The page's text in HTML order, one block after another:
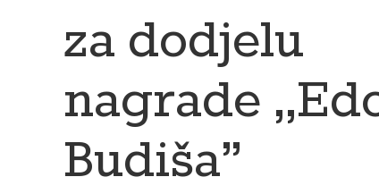
za dodjelu
nagrade
Budiša”